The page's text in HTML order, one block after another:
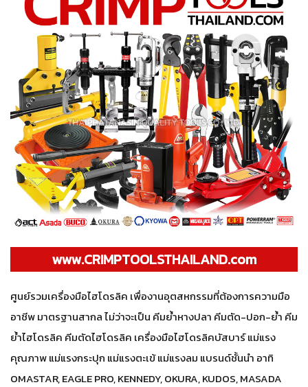
www.CRIMPTOOLSTHAILAND.com
ศูนย์รวมเครื่องมือไฮโดรลิค เพื่องานอุตสหกรรมที่ต้องการความมือ
อาชีพ มาตรฐานสากล ไม่ว่าจะเป็น คีมย้ำหางปลา คีมตัด-ปอก-ย้ำ คีม
ย้ำไฮโดรลิค คีมตัดไฮโดรลิค เครื่องมือไฮโดรลิคบัสบาร์ แม่แรง
คุณภาพ แม่แรงกระปุก แม่แรงตะเข้ แม่แรงลม แบรนด์ชั้นนำ อาทิ
OMASTAR, EAGLE PRO, KENNEDY, OKURA, KUDOS, MASADA